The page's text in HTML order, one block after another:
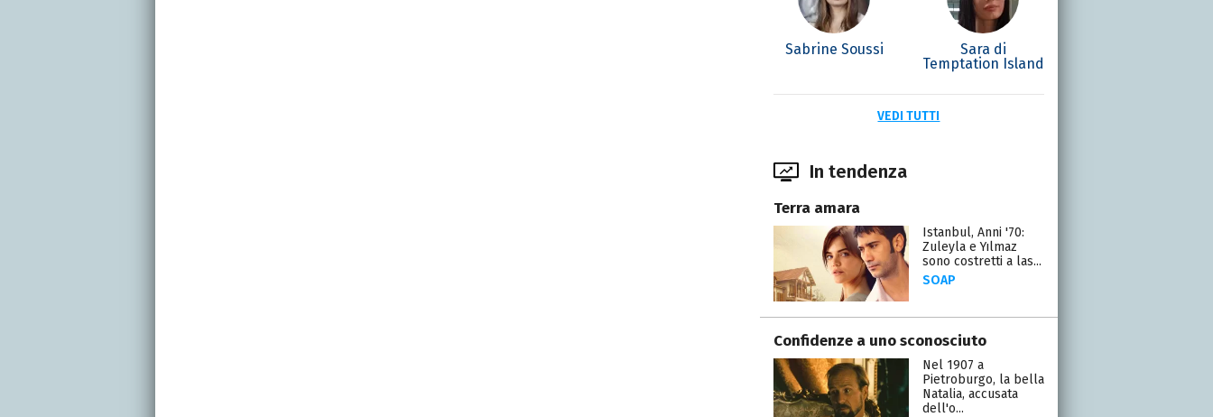
Sabrine Soussi
Sara di
Temptation Island
VEDI TUTTI
In tendenza
Terra amara
Istanbul, Anni '70:
Zuleyla e Yılmaz
sono costretti a las...
SOAP
Confidenze a uno sconosciuto
Nel 1907 a
Pietroburgo, la bella
Natalia, accusata
dell'o...